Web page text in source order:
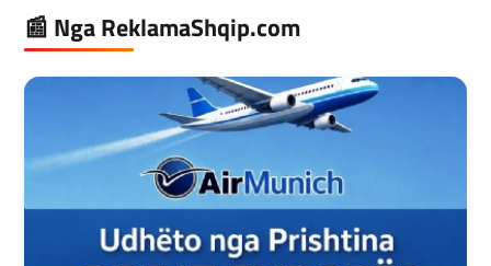
📰 Nga ReklamaShqip.com